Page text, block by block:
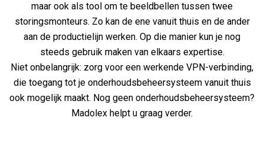
maar ook als tool om te beeldbellen tussen twee
storingsmonteurs. Zo kan de ene vanuit thuis en de ander
aan de productielijn werken. Op die manier kun je nog
steeds gebruik maken van elkaars expertise.
Niet onbelangrijk: zorg voor een werkende VPN-verbinding,
die toegang tot je onderhoudsbeheersysteem vanuit thuis
ook mogelijk maakt. Nog geen onderhoudsbeheersysteem?
Madolex helpt u graag verder.